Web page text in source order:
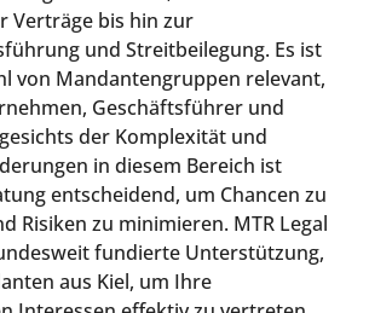
Verträge bis hin zur
und Streitbeilegung. Es ist
von Mandantengruppen relevant,
Geschäftsführer und
der Komplexität und
in diesem Bereich ist
entscheidend, um Chancen zu
Risiken zu minimieren. MTR Legal
fundierte Unterstützung,
aus Kiel, um Ihre